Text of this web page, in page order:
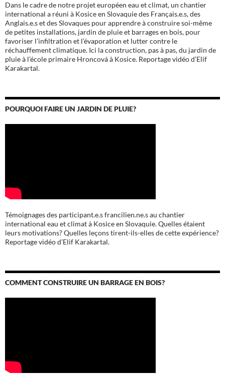
Dans le cadre de notre projet européen eau et climat, un chantier
international a réuni à Kosice en Slovaquie des Français.e.s, des
Anglais.e.s et des Slovaques pour apprendre à construire soi-même
de petites installations, jardin de pluie et barrages en bois, pour
favoriser l’infiltration et l’évaporation et lutter contre le
réchauffement climatique. Ici la construction, pas à pas, du jardin de
pluie à l’école primaire Hroncová à Kosice. Reportage vidéo d’Elif
Karakartal.
POURQUOI FAIRE UN JARDIN DE PLUIE?
Témoignages des participant.e.s francilien.ne.s au chantier
international eau et climat à Kosice en Slovaquie. Quelles étaient
leurs motivations? Quelles leçons tirent-ils-elles de cette expérience?
Reportage vidéo d’Elif Karakartal.
COMMENT CONSTRUIRE UN BARRAGE EN BOIS?